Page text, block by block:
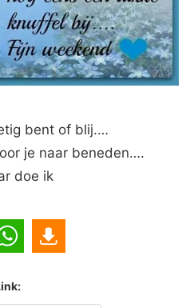
bent of blij.…
je naar beneden….
doe ik